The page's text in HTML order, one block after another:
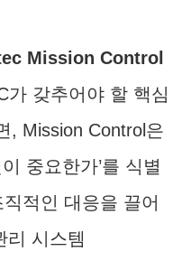
Mission Control
가 갖추어야 할 핵심
, Mission Control은
중요한가’를 식별
적인 대응을 끌어
리 시스템